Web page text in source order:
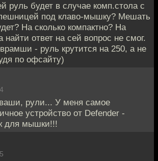
руль будет в случае комп.стола с
под клаво-мышку? Мешать
На сколько компактно? На
найти ответ на сей вопрос не смог.
- руль крутится на 250, а не
по офсайту)
рули... У меня самое
устройство от Defender -
для мышки!!!